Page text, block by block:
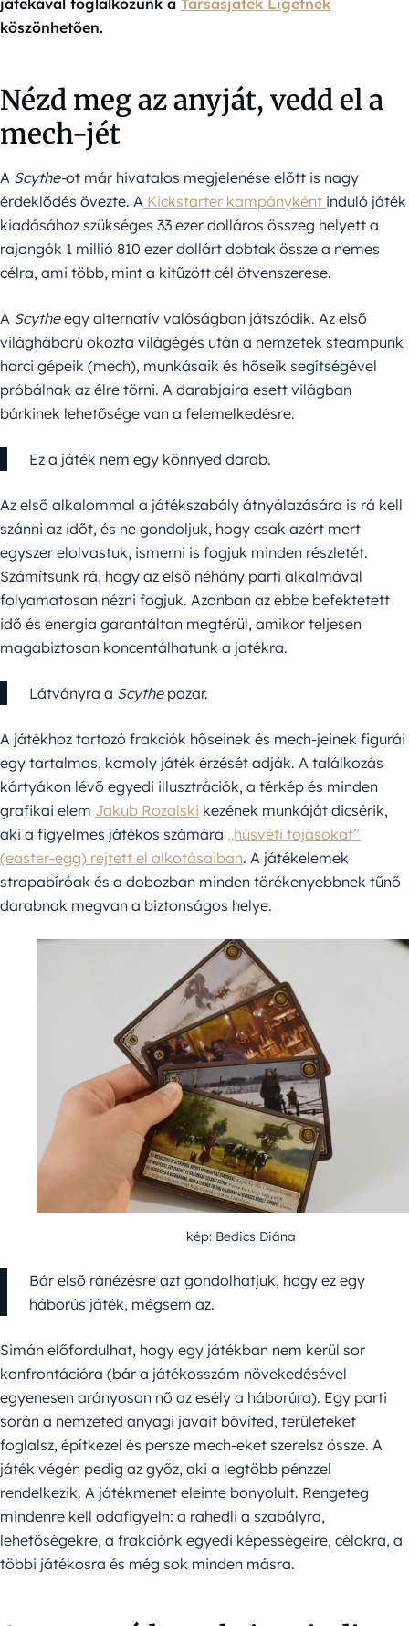
játékával foglalkozunk a Társasjáték Ligetnek
köszönhetően.
Nézd meg az anyját, vedd el a
mech-jét
A Scythe-ot már hivatalos megjelenése előtt is nagy
érdeklődés övezte. A Kickstarter kampányként induló játék
kiadásához szükséges 33 ezer dolláros összeg helyett a
rajongók 1 millió 810 ezer dollárt dobtak össze a nemes
célra, ami több, mint a kitűzött cél ötvenszerese.
A Scytheegy alternatív valóságban játszódik. Az első
világháború okozta világégés után a nemzetek steampunk
harci gépeik (mech), munkásaik és hőseik segítségével
próbálnak az élre törni. A darabjaira esett világban
bárkinek lehetősége van a felemelkedésre.
Ez a játék nem egy könnyed darab.
Az első alkalommal a játékszabály átnyálazására is rá kell
szánni az időt, és ne gondoljuk, hogy csak azért mert
egyszer elolvastuk, ismerni is fogjuk minden részletét.
Számítsunk rá, hogy az első néhány parti alkalmával
folyamatosan nézni fogjuk. Azonban az ebbe befektetett
idő és energia garantáltan megtérül, amikor teljesen
magabiztosan koncentálhatunk a jatékra.
Látványra a Scythepazar.
A játékhoz tartozó frakciók hőseinek és mech-jeinek figurái
egy tartalmas, komoly játék érzését adják. A találkozás
kártyákon lévő egyedi illusztrációk, a térkép és minden
grafikai elem Jakub Rozalski kezének munkáját dicsérik,
aki a figyelmes játékos számára „húsvéti tojásokat”
(easter-egg) rejtett el alkotásaiban. A játékelemek
strapabíróak és a dobozban minden törékenyebbnek tűnő
darabnak megvan a biztonságos helye.
kép: Bedics Diána
Bár első ránézésre azt gondolhatjuk, hogy ez egy
háborús játék, mégsem az.
Simán előfordulhat, hogy egy játékban nem kerül sor
konfrontációra (bár a játékosszám növekedésével
egyenesen arányosan nő az esély a háborúra). Egy parti
során a nemzeted anyagi javait bővíted, területeket
foglalsz, építkezel és persze mech-eket szerelsz össze. A
játék végén pedig az győz, aki a legtöbb pénzzel
rendelkezik. A játékmenet eleinte bonyolult. Rengeteg
mindenre kell odafigyeln: a rahedli a szabályra,
lehetőségekre, a frakciónk egyedi képességeire, célokra, a
többi játékosra és még sok minden másra.